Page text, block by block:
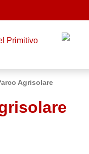
Agrisolare